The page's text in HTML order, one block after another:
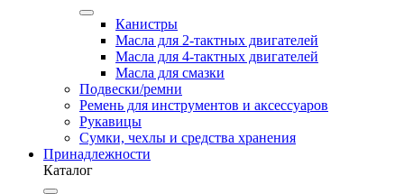
Канистры
Масла для 2-тактных двигателей
Масла для 4-тактных двигателей
Масла для смазки
Подвески/ремни
Ремень для инструментов и аксессуаров
Рукавицы
Сумки, чехлы и средства хранения
Принадлежности
Каталог